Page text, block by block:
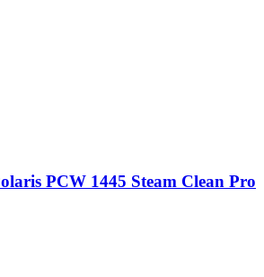
PCW 1445 Steam Clean Pro